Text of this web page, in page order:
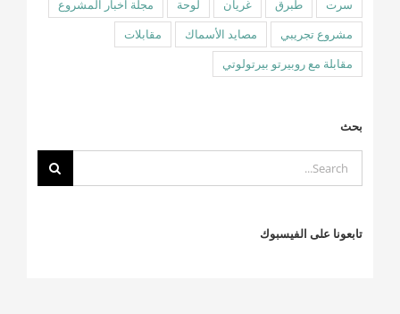
سرت
طبرق غريان لوحة
مجلة اخبار المشروع
مشروع تجريبي
مصايد الأسماك
مقابلات
مقابلة مع روبيرتو بيرتولوتي
بحث
Search
for:
تابعونا على الفيسبوك